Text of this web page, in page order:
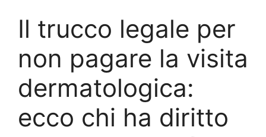
Il trucco legale per
non pagare la visita
dermatologica:
ecco chi ha diritto